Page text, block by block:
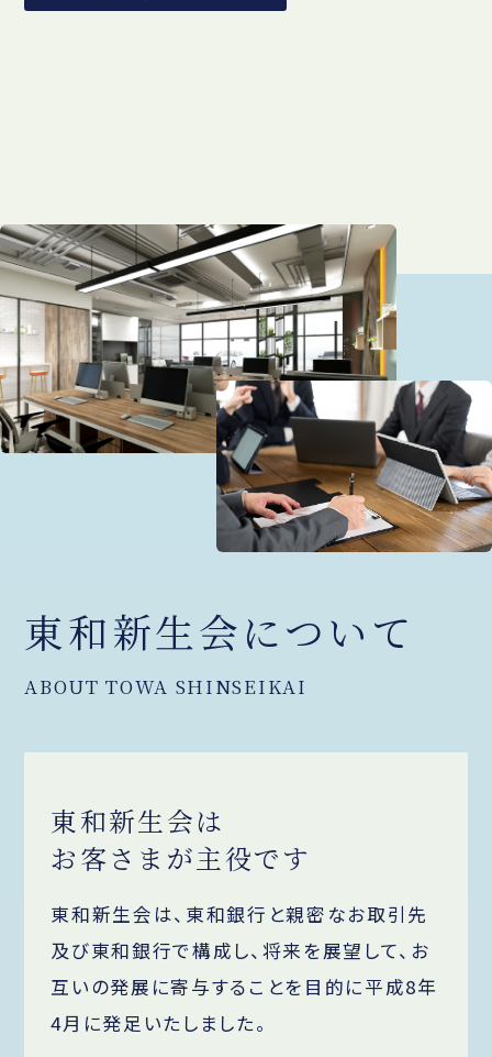
東和新生会について
ABOUT TOWA SHINSEIKAI
東和新生会は
お客さまが主役です
東和新生会は、東和銀行と親密なお取引先
及び東和銀行で構成し、将来を展望して、お
互いの発展に寄与することを目的に平成8年
4月に発足いたしました。